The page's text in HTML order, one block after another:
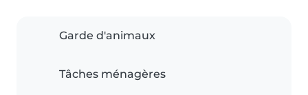
Garde d'animaux
Tâches ménagères